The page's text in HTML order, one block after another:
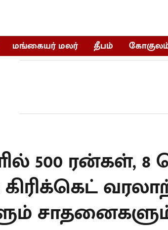
மங்கையர் மலர் தீபம்
500 ரன்கள்,